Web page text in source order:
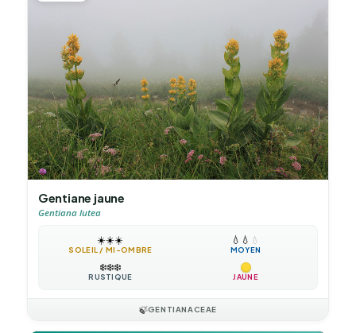
Gentiane jaune
Gentiana lutea
☀️☀️☀️
SOLEIL / MI-OMBRE
💧 💧 💧
MOYEN
❄️❄️❄️
RUSTIQUE JAUNE
🍃GENTIANACEAE